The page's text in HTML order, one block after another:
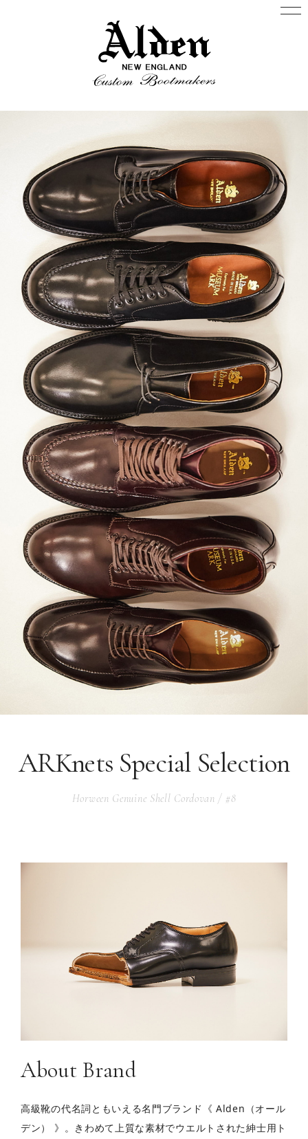
ARKnets Special Selection
Horween Genuine Shell Cordovan / #8
About Brand
高級靴の代名詞ともいえる名門ブランド《 Alden（オール
デン） 》。きわめて上質な素材でウエルトされた紳士用ト